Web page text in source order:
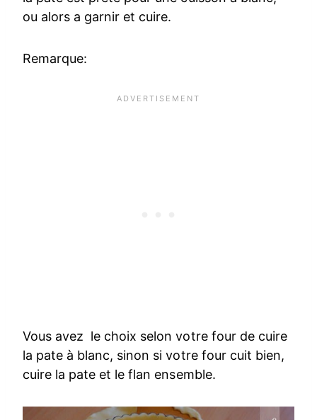
ou alors a garnir et cuire.
Remarque:
Vous avez le choix selon votre four de cuire
la pate à blanc, sinon si votre four cuit bien,
cuire la pate et le flan ensemble.